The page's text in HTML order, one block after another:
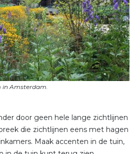
door geen hele lange zichtlijnen
die zichtlijnen eens met hagen
Maak accenten in de tuin,